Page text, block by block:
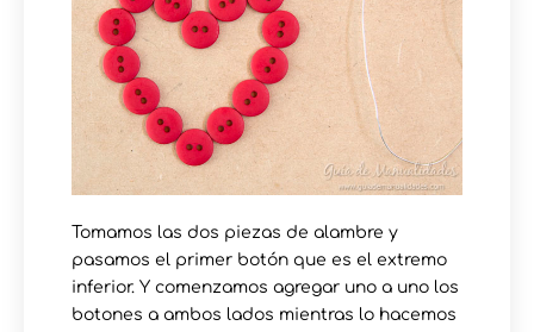
Tomamos las dos piezas de alambre y
pasamos el primer botón que es el extremo
inferior. Y comenzamos agregar uno a uno los
botones a ambos lados mientras lo hacemos